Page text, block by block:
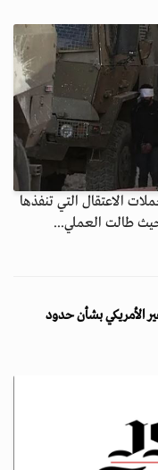
الاعتقال التي تنفذها
حيث طالت العملي...
الأمريكي بشأن حدود